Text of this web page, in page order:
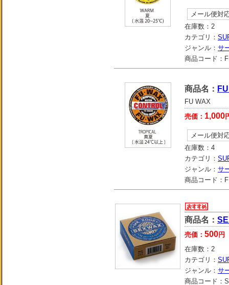
メール便対
在庫数： 2
カテゴリ：
ジャンル： サ
商品コード：
商品名：
FU WAX
売価： 1,000
メール便対
在庫数： 4
カテゴリ：
ジャンル： サ
商品コード：
商品名：
売価： 500円
在庫数： 2
カテゴリ：
ジャンル： サ
商品コード：